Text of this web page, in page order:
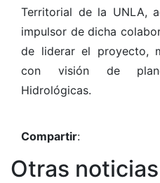
Territorial de la UNLA,
impulsor de dicha
de liderar el proyecto,
con visión de
Hidrológicas.
Compartir:
Otras noticias